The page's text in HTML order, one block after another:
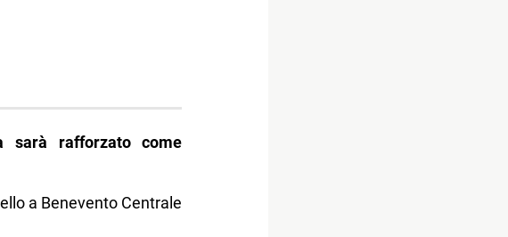
rafforzato come
a Benevento Centrale